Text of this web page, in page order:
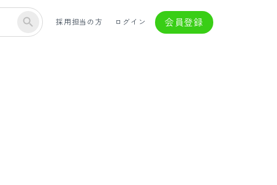
採用担当の方 ログイン 会員登録